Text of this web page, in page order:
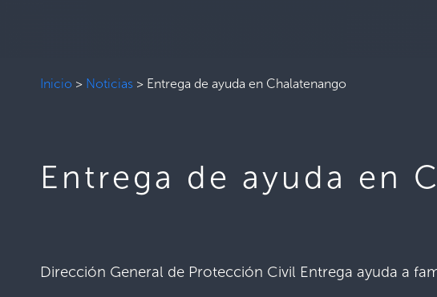
Inicio > Noticias > Entrega de ayuda en Chalatenango
Entrega de ayuda en
Dirección General de Protección Civil Entrega ayuda a